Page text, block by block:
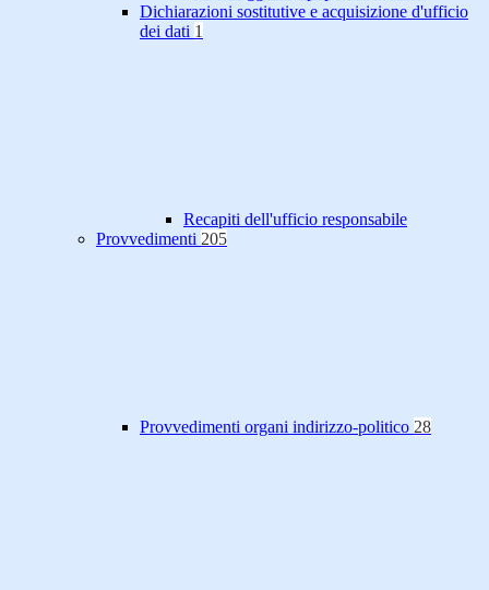
Dichiarazioni sostitutive e acquisizione d'ufficio
dei dati 1
Recapiti dell'ufficio responsabile
Provvedimenti 205
Provvedimenti organi indirizzo-politico 28